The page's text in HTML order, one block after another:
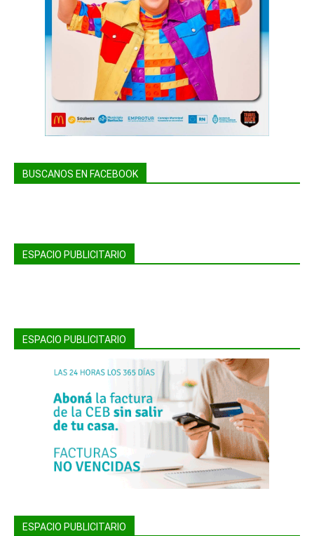
BUSCANOS EN FACEBOOK
ESPACIO PUBLICITARIO
ESPACIO PUBLICITARIO
ESPACIO PUBLICITARIO